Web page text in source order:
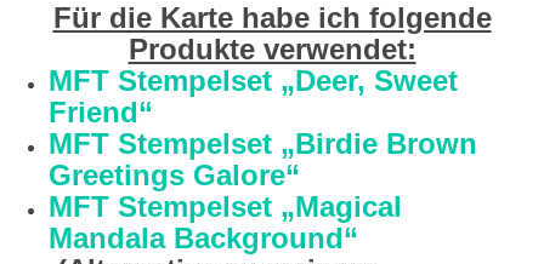
Für die Karte habe ich folgende
Produkte verwendet:
MFT Stempelset „Deer, Sweet
Friend“
MFT Stempelset „Birdie Brown
Greetings Galore“
MFT Stempelset „Magical
Mandala Background“